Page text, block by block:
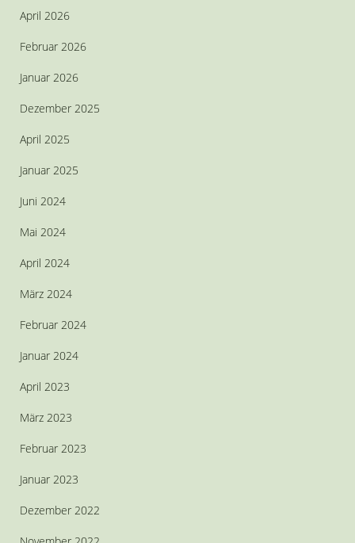
April 2026
Februar 2026
Januar 2026
Dezember 2025
April 2025
Januar 2025
Juni 2024
Mai 2024
April 2024
März 2024
Februar 2024
Januar 2024
April 2023
März 2023
Februar 2023
Januar 2023
Dezember 2022